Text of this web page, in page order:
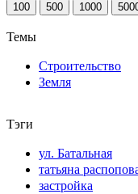
100 500 1000
Темы
Строительство
Земля
Тэги
ул. Батальная
татьяна
застройка